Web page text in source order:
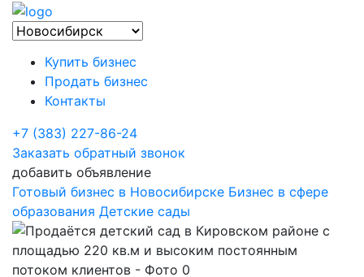
Купить бизнес
Продать бизнес
Контакты
+7 (383) 227-86-24
Заказать обратный звонок
добавить объявление
Готовый бизнес в Новосибирске Бизнес в сфере
образования Детские сады